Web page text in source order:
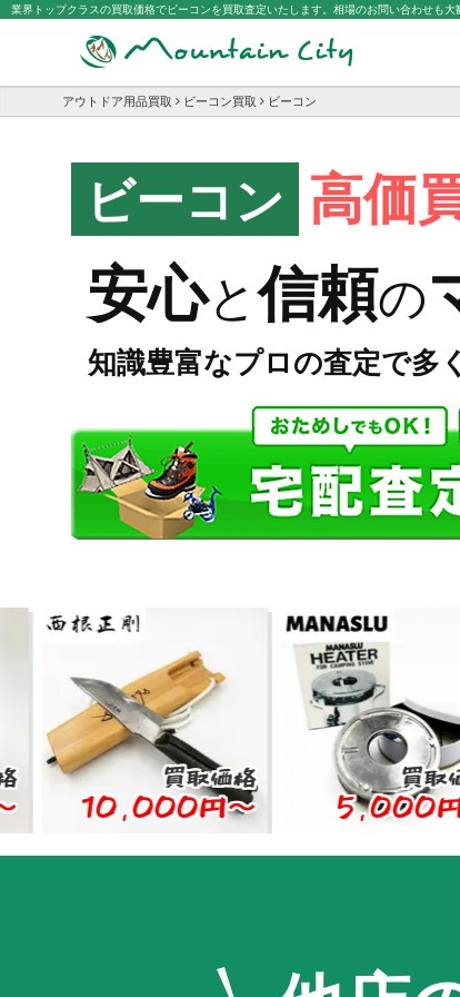
業界トップクラスの買取価格でビーコンを買取査定いたします。相場のお問い合わせも大
アウトドア用品買取 ビーコン買取 ビーコン
ビーコン 高価
安心と信頼の
知識豊富なプロの査定で多
買取価格
10,000円〜
買取価格
5,000円〜